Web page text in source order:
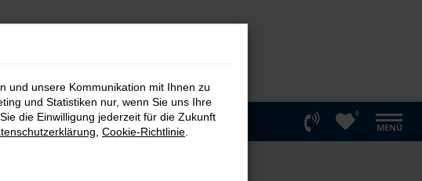
0
MENÜ
und unsere Kommunikation mit Ihnen zu
und Statistiken nur, wenn Sie uns Ihre
die Einwilligung jederzeit für die Zukunft
Cookie-Richtlinie